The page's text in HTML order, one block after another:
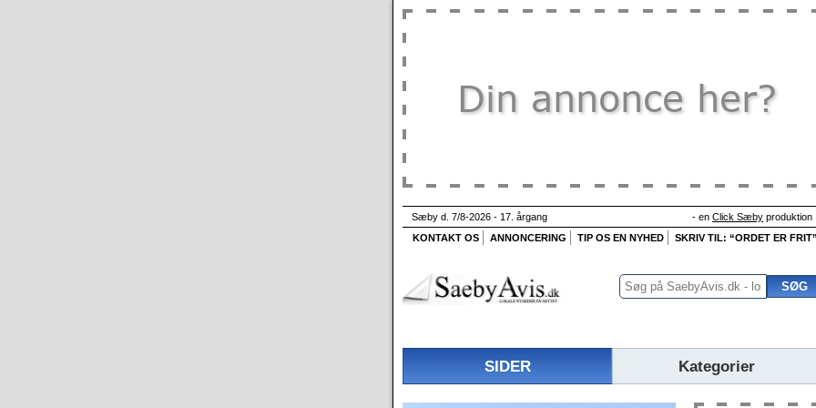
Sæby d. 7/8-2026 - 17. årgang - en Click Sæby produktion
KONTAKT OS
ANNONCERING TIP OS EN NYHED SKRIV TIL: “ORDET ER
SIDER Kategorier